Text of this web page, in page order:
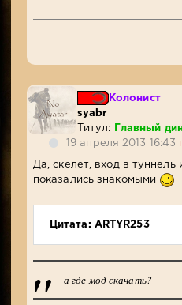
Колонист
syabr
Титул:
Главный
19 апреля 2013 16:43
Да, скелет, вход в
показались знакомыми
Цитата: ARTYR253
а где мод скачать?